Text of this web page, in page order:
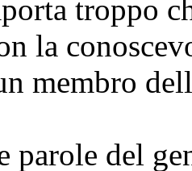
troppo
la
membro
parole del